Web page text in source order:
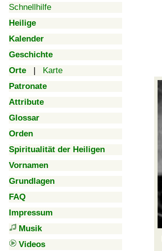
Schnellhilfe
Heilige
Kalender
Geschichte
Orte | Karte
Patronate
Attribute
Glossar
Orden
Spiritualität der Heiligen
Vornamen
Grundlagen
FAQ
Impressum
Musik
Videos